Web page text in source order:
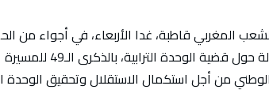
المغربي قاطبة، غدا الأربعاء، في أجواء من
الموصولة حول
من أجل استكمال الاستقلال وتحقيق الوحدة